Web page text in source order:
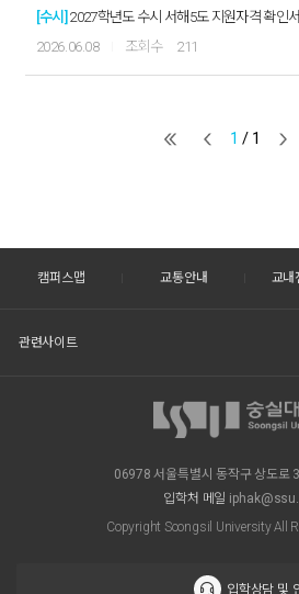
[수시] 2027학년도 수시 서해5도 지원자격 확인서
2026.06.08
211
1 / 1
캠퍼스맵 교통안내 교내
관련사이트
06978 서울특별시 동작구 상도로
입학처 메일
Copyright Soongsil University All
입학상담 및